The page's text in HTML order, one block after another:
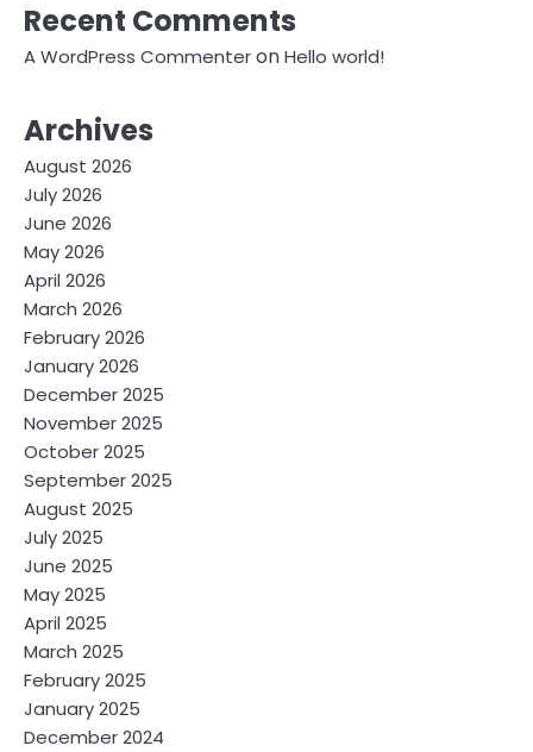
Recent Comments
A WordPress CommenteronHello world!
Archives
August 2026
July 2026
June 2026
May 2026
April 2026
March 2026
February 2026
January 2026
December 2025
November 2025
October 2025
September 2025
August 2025
July 2025
June 2025
May 2025
April 2025
March 2025
February 2025
January 2025
December 2024